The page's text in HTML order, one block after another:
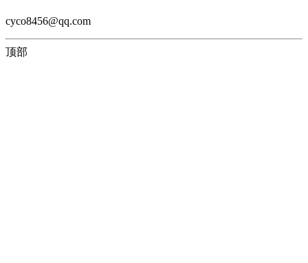
cyco8456@qq.com
顶部